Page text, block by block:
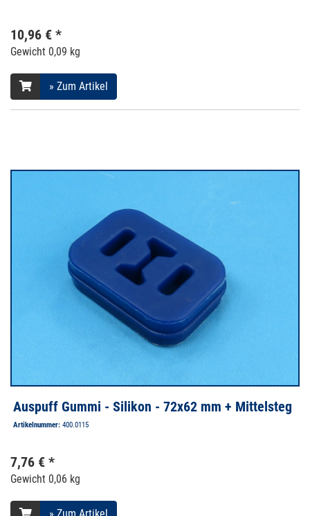
10,96 € *
Gewicht 0,09 kg
» Zum Artikel
Auspuff Gummi - Silikon - 72x62 mm + Mittelsteg
Artikelnummer: 400.0115
7,76 € *
Gewicht 0,06 kg